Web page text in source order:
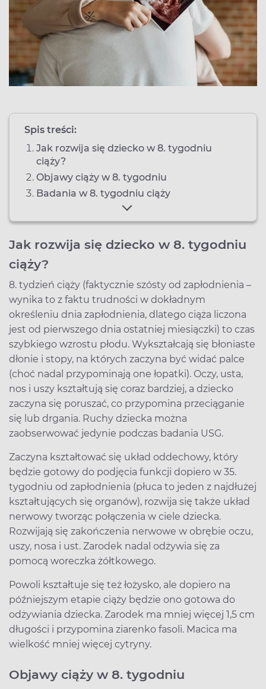
Spis treści:
Jak rozwija się dziecko w 8. tygodniu
ciąży?
Objawy ciąży w 8. tygodniu
Badania w 8. tygodniu ciąży
Jak rozwija się dziecko w 8. tygodniu
ciąży?
8. tydzień ciąży (faktycznie szósty od zapłodnienia –
wynika to z faktu trudności w dokładnym
określeniu dnia zapłodnienia, dlatego ciąża liczona
jest od pierwszego dnia ostatniej miesiączki) to czas
szybkiego wzrostu płodu. Wykształcają się błoniaste
dłonie i stopy, na których zaczyna być widać palce
(choć nadal przypominają one łopatki). Oczy, usta,
nos i uszy kształtują się coraz bardziej, a dziecko
zaczyna się poruszać, co przypomina przeciąganie
się lub drgania. Ruchy dziecka można
zaobserwować jedynie podczas badania USG.
Zaczyna kształtować się układ oddechowy, który
będzie gotowy do podjęcia funkcji dopiero w 35.
tygodniu od zapłodnienia (płuca to jeden z najdłużej
kształtujących się organów), rozwija się także układ
nerwowy tworząc połączenia w ciele dziecka.
Rozwijają się zakończenia nerwowe w obrębie oczu,
uszy, nosa i ust. Zarodek nadal odżywia się za
pomocą woreczka żółtkowego.
Powoli kształtuje się też łożysko, ale dopiero na
późniejszym etapie ciąży będzie ono gotowa do
odżywiania dziecka. Zarodek ma mniej więcej 1,5 cm
długości i przypomina ziarenko fasoli. Macica ma
wielkość mniej więcej cytryny.
Objawy ciąży w 8. tygodniu